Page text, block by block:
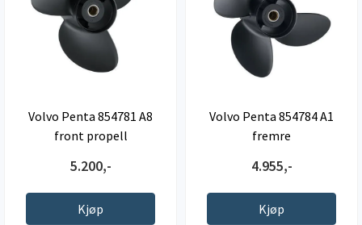
Volvo Penta 854781 A8
front propell
5.200,-
Kjøp
Volvo Penta 854784 A1
fremre
4.955,-
Kjøp